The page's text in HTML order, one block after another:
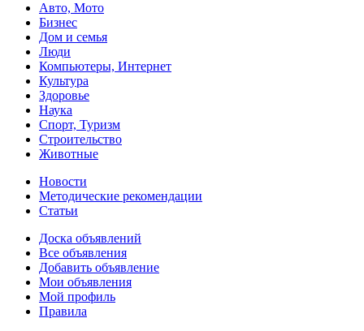
Авто, Мото
Бизнес
Дом и семья
Люди
Компьютеры, Интернет
Культура
Здоровье
Наука
Спорт, Туризм
Строительство
Животные
Новости
Методические рекомендации
Статьи
Доска объявлений
Все объявления
Добавить объявление
Мои объявления
Мой профиль
Правила